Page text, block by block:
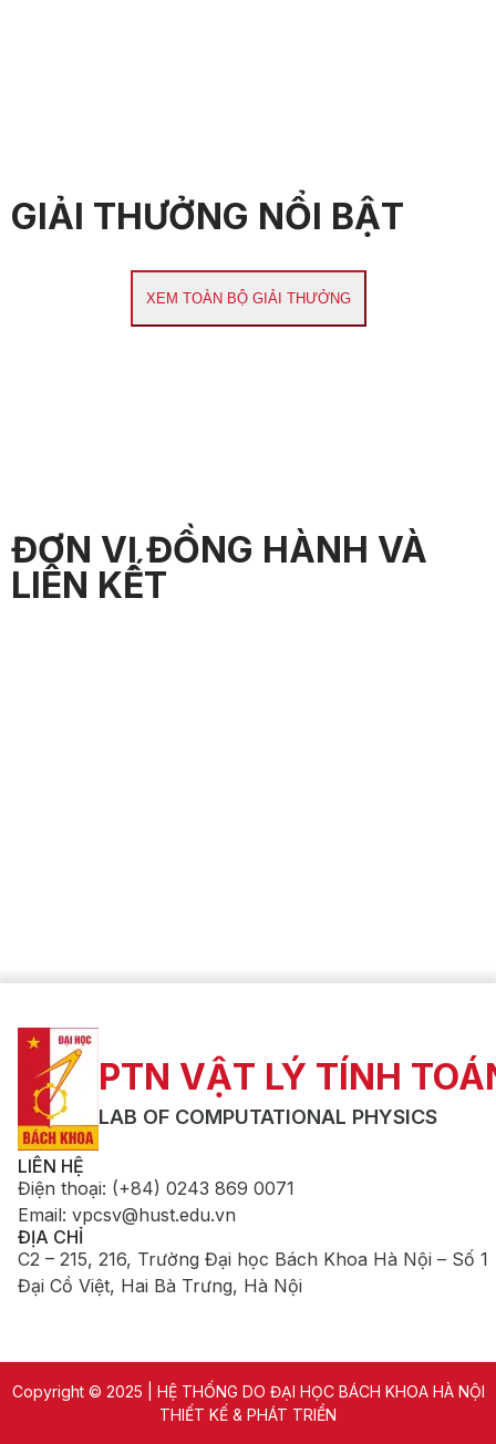
GIẢI THƯỞNG NỔI BẬT
XEM TOÀN BỘ GIẢI THƯỞNG
ĐƠN VỊ ĐỒNG HÀNH VÀ
LIÊN KẾT
PTN VẬT LÝ TÍNH
LAB OF COMPUTATIONAL PHYSICS
LIÊN HỆ
Điện thoại: (+84) 0243 869 0071
Email: vpcsv@hust.edu.vn
ĐỊA CHỈ
C2 – 215, 216, Trường Đại học Bách Khoa Hà Nội – Số 1
Đại Cồ Việt, Hai Bà Trưng, Hà Nội
Copyright © 2025 | HỆ THỐNG DO ĐẠI HỌC BÁCH KHOA HÀ NỘI
THIẾT KẾ & PHÁT TRIỂN